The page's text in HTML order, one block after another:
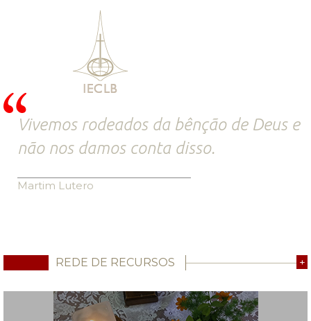
Vivemos rodeados da bênção de Deus e
não nos damos conta disso.
Martim Lutero
REDE DE RECURSOS +